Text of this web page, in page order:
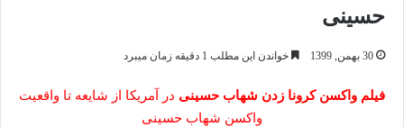
حسینی
30 بهمن, 1399 خواندن این مطلب 1 دقیقه زمان میبرد
فیلم واکسن کرونا زدن شهاب حسینی در آمریکا از شایعه تا واقعیت
واکسن شهاب حسینی